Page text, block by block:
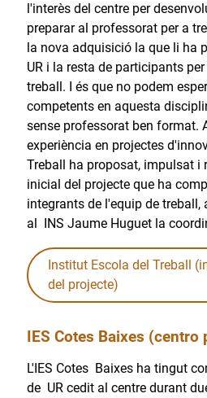
l'interès del centre per
preparar al professorat per a
la nova adquisició la que li ha
UR i la resta de participants
treball. I és que no podem
competents en aquesta
sense professorat ben format.
experiència en projectes
Treball ha proposat, impulsat i
inicial del projecte que ha
integrants de l'equip de treball,
al INS Jaume Huguet la
Institut Escola del Treball
del projecte)
IES Cotes Baixes
L'IES Cotes Baixes ha tingut
de UR cedit al centre durant